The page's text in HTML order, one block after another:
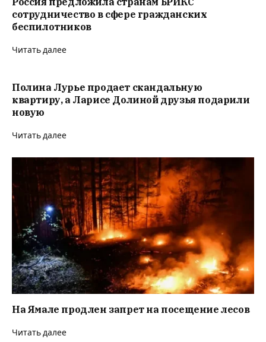
сотрудничество в сфере гражданских
беспилотников
Читать далее
Полина Лурье продает скандальную
квартиру, а Ларисе Долиной друзья подарили
новую
Читать далее
На Ямале продлен запрет на посещение лесов
Читать далее